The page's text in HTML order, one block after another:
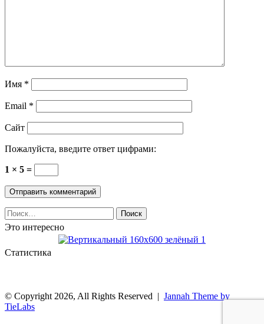
Имя *
Email *
Сайт
Пожалуйста, введите ответ цифрами:
1 × 5 =
Найти:
Это интересно
Статистика
© Copyright 2026, All Rights Reserved | Jannah Theme by
TieLabs